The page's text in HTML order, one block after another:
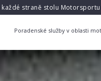
každé straně stolu
Poradenské služby v oblasti